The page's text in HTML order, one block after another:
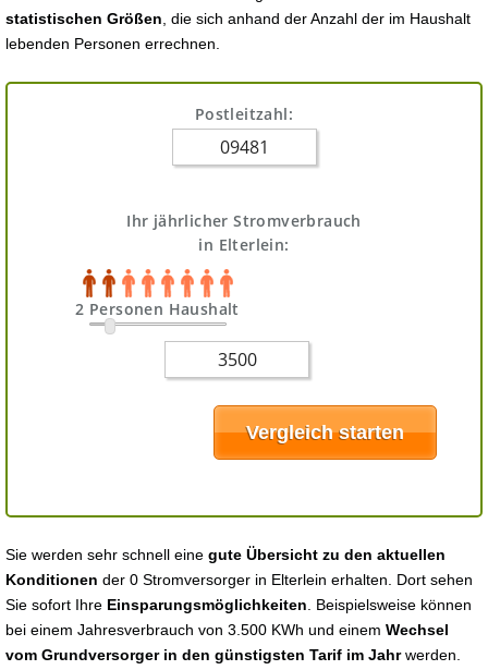
statistischen Größen , die sich anhand der Anzahl der im Haushalt
lebenden Personen errechnen.
Postleitzahl:
Ihr jährlicher Stromverbrauch
in Elterlein:
2 Personen Haushalt
Sie werden sehr schnell eine gute Übersicht zu den aktuellen
Konditionen der 0 Stromversorger in Elterlein erhalten. Dort sehen
Sie sofort Ihre Einsparungsmöglichkeiten . Beispielsweise können
bei einem Jahresverbrauch von 3.500 KWh und einem Wechsel
vom Grundversorger in den günstigsten Tarif im Jahrwerden.